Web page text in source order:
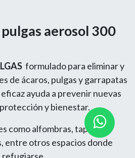
aerosol 300
formulado para eliminar y
de ácaros, pulgas y garrapatas
ayuda a prevenir nuevas
y bienestar.
como alfombras, tapetes,
entre otros espacios donde